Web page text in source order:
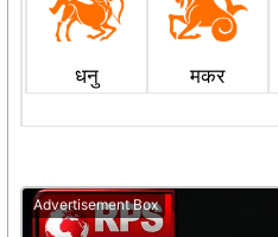
धनु मकर
Advertisement Box